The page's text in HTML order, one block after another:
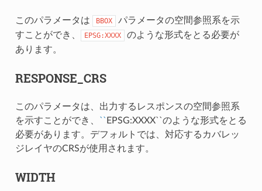
このパラメータは BBOX
パラメータの空間参照系を示
すことができ、
EPSG:XXXX
のような形式をとる必要が
あります。
RESPONSE_CRS
このパラメータは、出力するレスポンスの空間参照系
を示すことができ、
`` EPSG:XXXX``のような形式をとる
必要があります。デフォルトでは、対応するカバレッ
ジレイヤのCRSが使用されます。
WIDTH